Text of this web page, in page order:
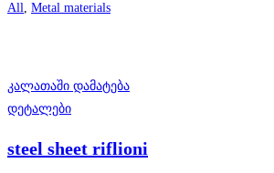
All, Metal materials
კალათაში დამატება
დეტალები
steel sheet riflioni